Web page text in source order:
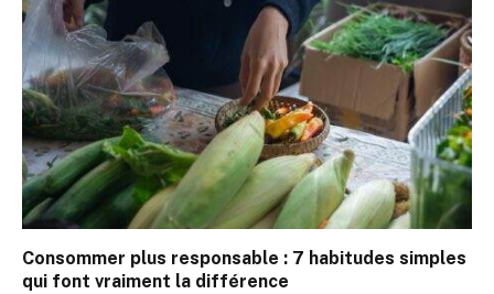
Consommer plus responsable : 7 habitudes simples
qui font vraiment la différence